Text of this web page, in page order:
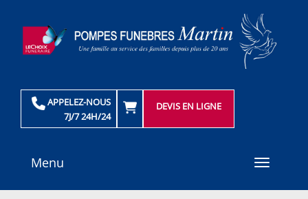
APPELEZ-NOUS
7J/7 24H/24
DEVIS EN LIGNE
Toggle
Menu